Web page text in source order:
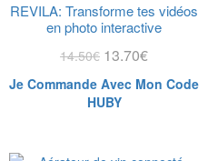
NOUVEAU
REVILA: Transforme tes vidéos
en photo interactive
14.50€ 13.70€
Je Commande Avec Mon Code
HUBY